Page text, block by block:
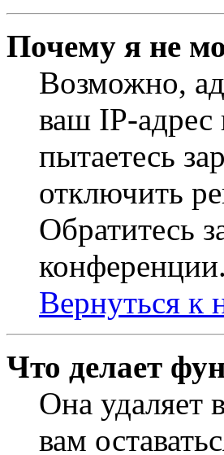
Почему я не
Возможно,
ваш IP-адрес
пытаетесь
отключить
Обратитесь
конференции.
Вернуться к
Что делает
Она удаляет
вам